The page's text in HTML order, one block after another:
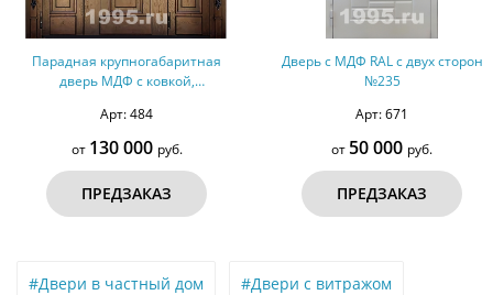
Парадная крупногабаритная
дверь МДФ с ковкой,
Арт: 484
от 130 000 руб.
ПРЕДЗАКАЗ
Дверь с МДФ RAL с двух сторон
№235
Арт: 671
от 50 000 руб.
ПРЕДЗАКАЗ
#Двери в частный дом #Двери с витражом